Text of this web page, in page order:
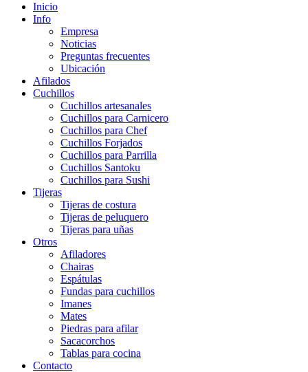
Inicio
Info
Empresa
Noticias
Preguntas frecuentes
Ubicación
Afilados
Cuchillos
Cuchillos artesanales
Cuchillos para Carnicero
Cuchillos para Chef
Cuchillos Forjados
Cuchillos para Parrilla
Cuchillos Santoku
Cuchillos para Sushi
Tijeras
Tijeras de costura
Tijeras de peluquero
Tijeras para uñas
Otros
Afiladores
Chairas
Espátulas
Fundas para cuchillos
Imanes
Mates
Piedras para afilar
Sacacorchos
Tablas para cocina
Contacto